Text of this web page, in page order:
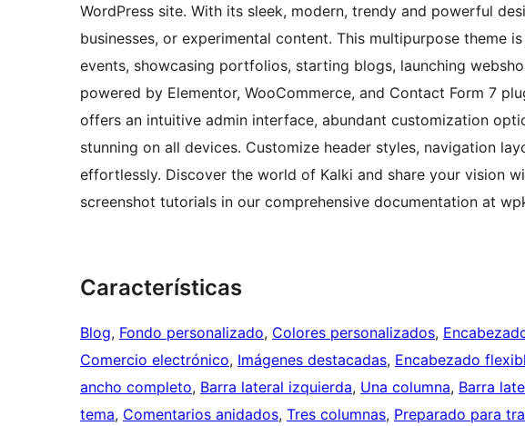
WordPress site. With its sleek, modern, trendy and powerful
businesses, or experimental content. This multipurpose theme
events, showcasing portfolios, starting blogs, launching
powered by Elementor, WooCommerce, and Contact Form 7
offers an intuitive admin interface, abundant customization
stunning on all devices. Customize header styles, navigation
effortlessly. Discover the world of Kalki and share your vision
screenshot tutorials in our comprehensive documentation at
Características
Blog, Fondo personalizado, Colores personalizados,
Comercio electrónico, Imágenes destacadas, Encabezado
ancho completo, Barra lateral izquierda, Una columna, Barra
tema, Comentarios anidados, Tres columnas, Preparado para